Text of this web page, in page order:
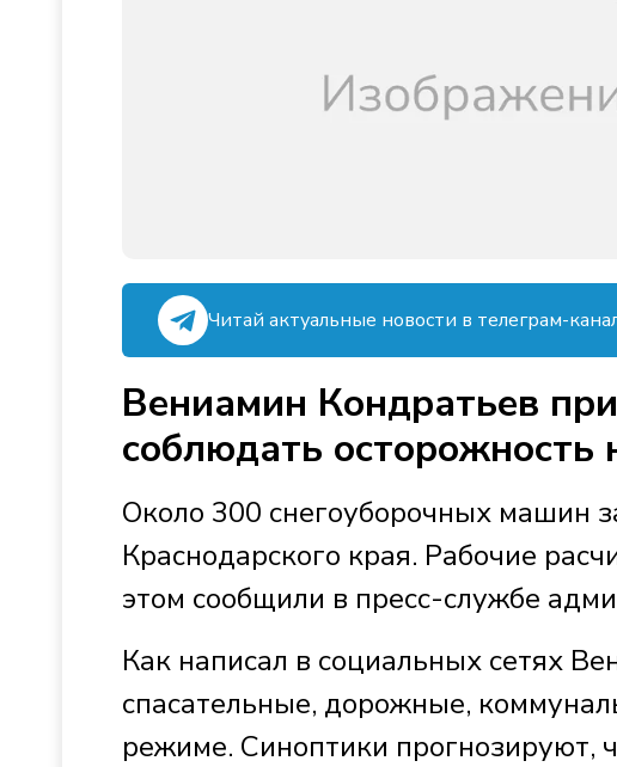
Читай актуальные новости в телеграм-
Вениамин Кондратьев
соблюдать осторожность
Около 300 снегоуборочных машин
Краснодарского края. Рабочие
этом сообщили в пресс-службе
Как написал в социальных сетях
спасательные, дорожные,
режиме. Синоптики прогнозируют,